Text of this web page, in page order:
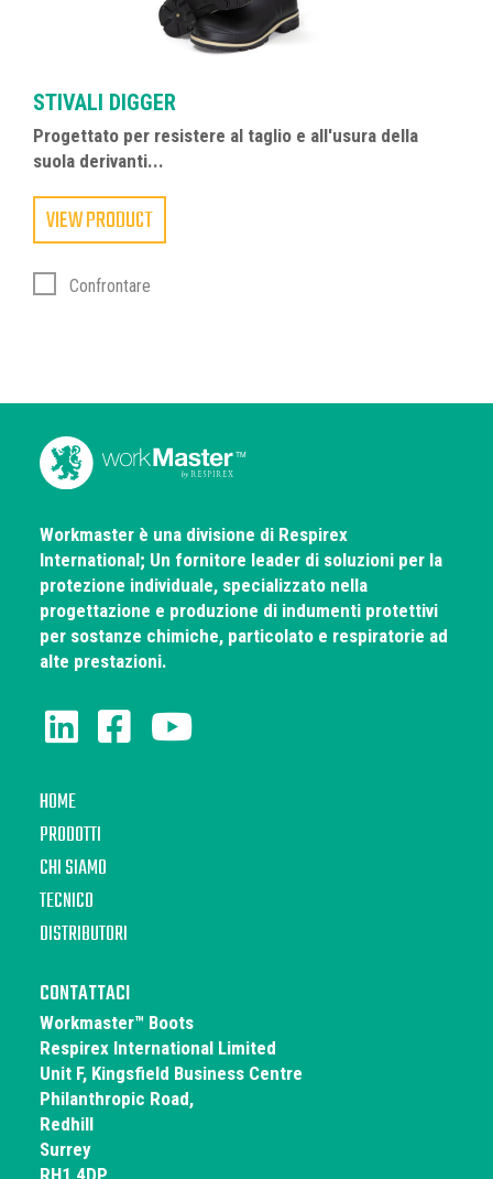
STIVALI DIGGER
Progettato per resistere al taglio e all'usura della
suola derivanti...
VIEW PRODUCT
Confrontare
Workmaster è una divisione di Respirex
International; Un fornitore leader di soluzioni per la
protezione individuale, specializzato nella
progettazione e produzione di indumenti protettivi
per sostanze chimiche, particolato e respiratorie ad
alte prestazioni.
HOME
PRODOTTI
CHI SIAMO
TECNICO
DISTRIBUTORI
CONTATTACI
Workmaster™ Boots
Respirex International Limited
Unit F, Kingsfield Business Centre
Philanthropic Road,
Redhill
Surrey